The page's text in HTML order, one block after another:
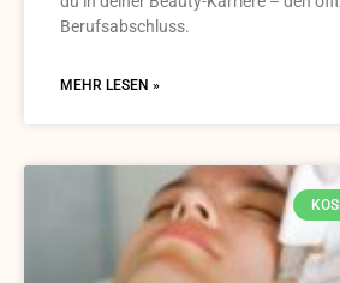
Berufsabschluss.
MEHR LESEN »